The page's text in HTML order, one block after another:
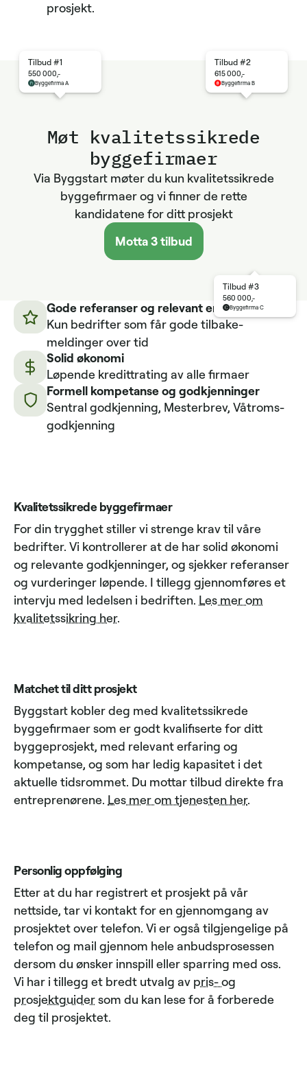
prosjekt.
Møt kvalitets­sikrede
byggefirmaer
Via Byggstart møter du kun kvalitetssikrede
byggefirmaer og vi finner de rette
kandidatene for ditt prosjekt
Motta 3 tilbud
Tilbud #1
550 000,-
Byggefirma A
Tilbud #3
560 000,-
Byggefirma C
Tilbud #2
615 000,-
Byggefirma B
Gode referanser og relevant erfaring
Kun bedrifter som får gode tilbake­
meldinger over tid
Solid økonomi
Løpende kredittrating av alle firmaer
Formell kompetanse og godkjenninger
Sentral godkjenning, Mesterbrev, Våtroms­
godkjenning
Kvalitetssikrede byggefirmaer
For din trygghet stiller vi strenge krav til våre
bedrifter. Vi kontrollerer at de har solid økonomi
og relevante godkjenninger, og sjekker referanser
og vurderinger løpende. I tillegg gjennomføres et
intervju med ledelsen i bedriften. Les mer om
kvalitetssikring her.
Matchet til ditt prosjekt
Byggstart kobler deg med kvalitetssikrede
byggefirmaer som er godt kvalifiserte for ditt
byggeprosjekt, med relevant erfaring og
kompetanse, og som har ledig kapasitet i det
aktuelle tidsrommet. Du mottar tilbud direkte fra
entreprenørene. Les mer om tjenesten her.
Personlig oppfølging
Etter at du har registrert et prosjekt på vår
nettside, tar vi kontakt for en gjennomgang av
prosjektet over telefon. Vi er også tilgjengelige på
telefon og mail gjennom hele anbudsprosessen
dersom du ønsker innspill eller sparring med oss.
Vi har i tillegg et bredt utvalg av pris- og
prosjektguidersom du kan lese for å forberede
deg til prosjektet.